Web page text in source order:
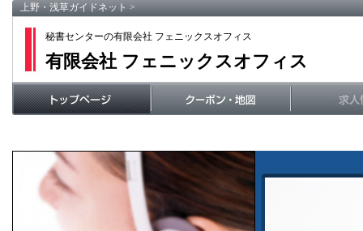
上野・浅草ガイドネット >
秘書センターの有限会社 フェニックスオフィス
有限会社 フェニックスオフィス